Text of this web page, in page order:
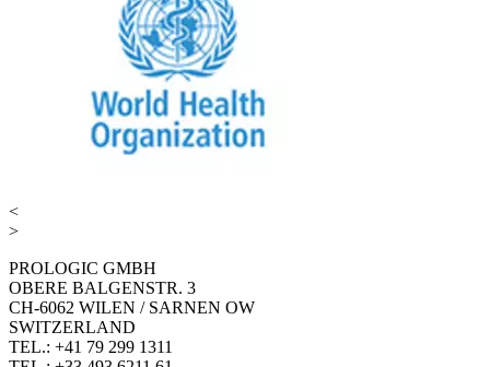
<
>
PROLOGIC GMBH
OBERE BALGENSTR. 3
CH-6062 WILEN / SARNEN OW
SWITZERLAND
TEL.: +41 79 299 1311